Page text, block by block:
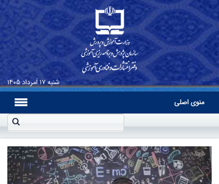
شنبه۱۷ اَمرداد ۱۴۰۵
منوی اصلی